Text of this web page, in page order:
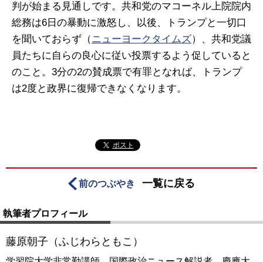
判が始まる見通しです。共和党のマコーネル上院院内
総務は6日の暴動に激怒し、以後、トランプと一切口
を聞いておらず（ニューヨークタイムズ）、共和党議
員たちに自らの良心に従い投票するよう促していると
のこと。3分の2の賛成票で有罪となれば、トランプ
は2度と政界に復帰できなくなります。
ポスト
前のつぶやき 一覧に戻る
執筆者プロフィール
藤原朝子（ふじわらともこ）